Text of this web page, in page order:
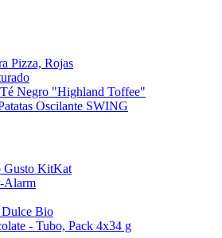
Pizza, Rojas
Té Negro "Highland Toffee"
Oscilante SWING
Gusto KitKat
Alarm
Dulce Bio
- Tubo, Pack 4x34 g